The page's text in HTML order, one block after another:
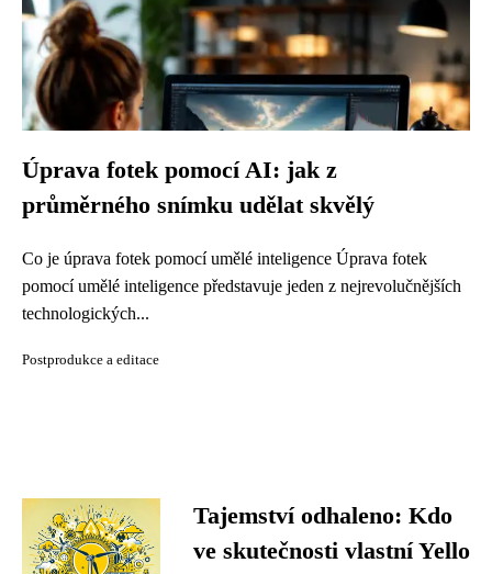
Úprava fotek pomocí AI: jak z
průměrného snímku udělat skvělý
Co je úprava fotek pomocí umělé inteligence Úprava fotek
pomocí umělé inteligence představuje jeden z nejrevolučnějších
technologických...
Postprodukce a editace
Tajemství odhaleno: Kdo
ve skutečnosti vlastní Yello